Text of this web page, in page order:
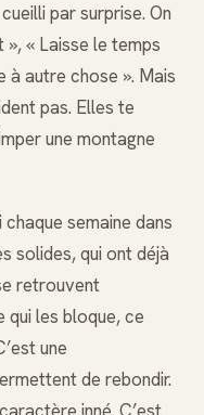
par surprise. On
« Laisse le temps
à autre chose ». Mais
pas. Elles te
une montagne
semaine dans
solides, qui ont déjà
retrouvent
qui les bloque, ce
une
de rebondir.